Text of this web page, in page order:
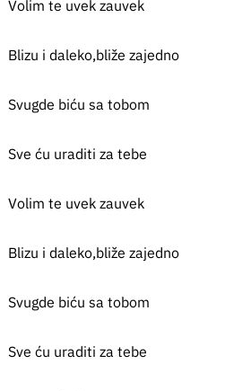
Volim te uvek zauvek
Blizu i daleko,bliže zajedno
Svugde biću sa tobom
Sve ću uraditi za tebe
Volim te uvek zauvek
Blizu i daleko,bliže zajedno
Svugde biću sa tobom
Sve ću uraditi za tebe